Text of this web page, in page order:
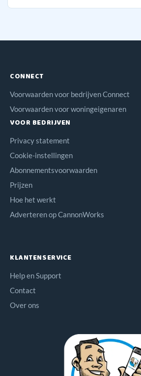
CONNECT
Voorwaarden voor bedrijven Connect
Voorwaarden voor woningeigenaren
VOOR BEDRIJVEN
Privacy statement
Cookie-instellingen
Abonnementsvoorwaarden
Prijzen
Hoe het werkt
Adverteren op CannonWorks
KLANTENSERVICE
Help en Support
Contact
Over ons